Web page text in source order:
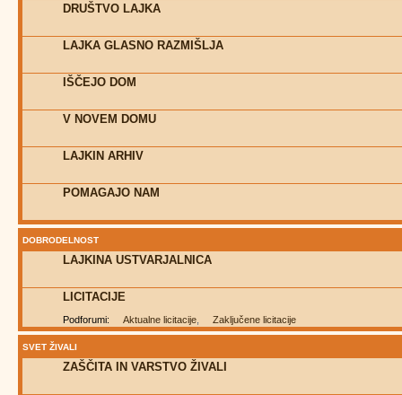
DRUŠTVO LAJKA
LAJKA GLASNO RAZMIŠLJA
IŠČEJO DOM
V NOVEM DOMU
LAJKIN ARHIV
POMAGAJO NAM
DOBRODELNOST
LAJKINA USTVARJALNICA
LICITACIJE
Podforumi: Aktualne licitacije Zaključene licitacije
SVET ŽIVALI
ZAŠČITA IN VARSTVO ŽIVALI